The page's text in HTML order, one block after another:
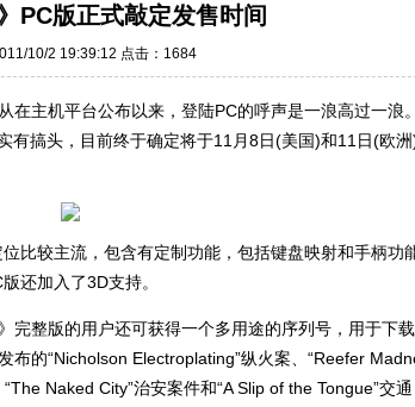
PC版正式敲定发售时间
10/2 19:39:12 点击：1684
主机平台公布以来，登陆PC的呼声是一浪高过一浪
有搞头，目前终于确定将于11月8日(美国)和11日(欧洲
较主流，包含有定制功能，包括键盘映射和手柄功能
还加入了3D支持。
整版的用户还可获得一个多用途的序列号，用于下
布的“Nicholson Electroplating”纵火案、“Reefer
Naked City”治安案件和“A Slip of the Tongue”交通